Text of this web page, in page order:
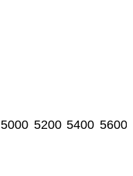
5000 5200 5400 5600